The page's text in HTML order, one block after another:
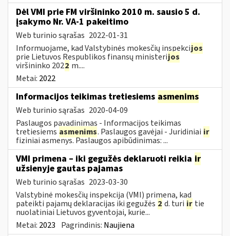
Dėl VMI prie FM viršininko 2010 m. sausio 5 d.
įsakymo Nr. VA-1 pakeitimo
Web turinio sąrašas 2022-01-31
Informuojame, kad Valstybinės mokesčių inspekcijos
prie Lietuvos Respublikos finansų ministerijos
viršininko 2022 m....
Metai: 2022
Informacijos teikimas tretiesiems asmenims
Web turinio sąrašas 2020-04-09
Paslaugos pavadinimas - Informacijos teikimas
tretiesiems asmenims. Paslaugos gavėjai - Juridiniai ir
fiziniai asmenys. Paslaugos apibūdinimas: ...
VMI primena – iki gegužės deklaruoti reikia ir
užsienyje gautas pajamas
Web turinio sąrašas 2023-03-30
Valstybinė mokesčių inspekcija (VMI) primena, kad
pateikti pajamų deklaracijas iki gegužės 2 d. turi ir tie
nuolatiniai Lietuvos gyventojai, kurie...
Metai: 2023 Pagrindinis: Naujiena